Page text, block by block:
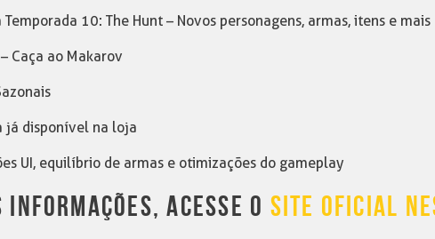
Temporada 10: The Hunt – Novos personagens, armas, itens e mais
Caça ao Makarov
já disponível na loja
UI, equilíbrio de armas e otimizações do gameplay
ACESSE O SITE OFICIAL